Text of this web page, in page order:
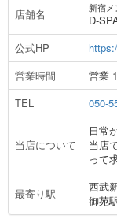
店舗名 新宿
D-
公式HP
営業時間
営業
TEL
050-
当店について
日常
当店
って
最寄り駅
西武
御苑